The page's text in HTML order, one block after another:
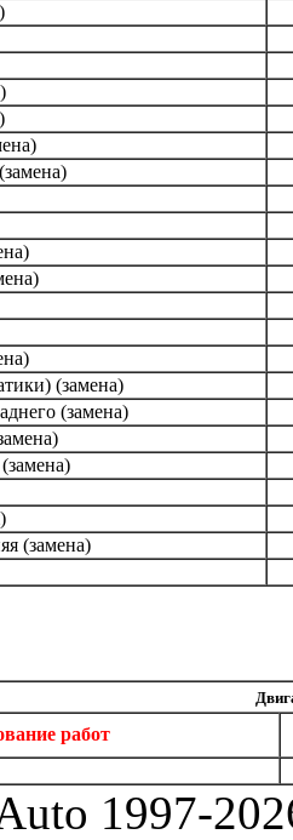
(замена)
(замена)
(замена)
работ
1997-